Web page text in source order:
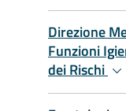
Direzione
Funzioni
dei Rischi